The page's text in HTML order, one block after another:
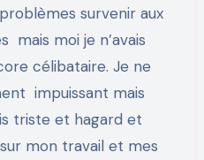
survenir aux
mais moi je n’avais
célibataire. Je ne
impuissant mais
triste et hagard et
mon travail et mes